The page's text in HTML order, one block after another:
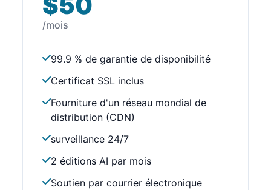
/mois
99.9 % de garantie de disponibilité
Certificat SSL inclus
Fourniture d'un réseau mondial de
distribution (CDN)
surveillance 24/7
2 éditions AI par mois
Soutien par courrier électronique